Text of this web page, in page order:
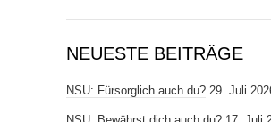
NEUESTE BEITRÄGE
NSU: Fürsorglich auch du? 29. Juli